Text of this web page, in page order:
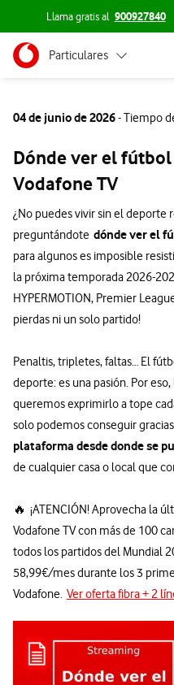
Llama gratis al 900927840
Ir a la pagina principal de
Menu navegación
Particulares
y AA.PP.
04 de junio de 2026- Tiempo
Dónde ver el
Vodafone TV
¿No puedes vivir sin el deporte
preguntándote dónde ver el
para algunos es imposible
la próxima temporada 2026-
HYPERMOTION, Premier
pierdas ni un solo partido!
Penaltis, tripletes, faltas… El
deporte: es una pasión. Por
queremos exprimirlo a tope
solo podemos conseguir
plataforma desde donde se
de cualquier casa o local que
🔥 ¡ATENCIÓN! Aprovecha la
Vodafone TV con más de 100
todos los partidos del Mundial
58,99€/mes durante los 3
Vodafone. Ver oferta fibra + 2